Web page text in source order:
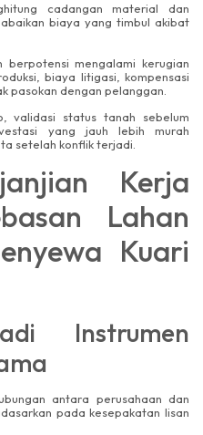
cadangan material dan
biaya yang timbul akibat
berpotensi mengalami kerugian
biaya litigasi, kompensasi
pasokan dengan pelanggan.
validasi status tanah sebelum
yang jauh lebih murah
setelah konflik terjadi.
Kerja
Lahan
Kuari
Instrumen
antara perusahaan dan
pada kesepakatan lisan